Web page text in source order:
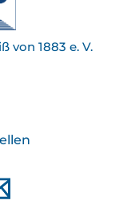
von 1883 e. V.